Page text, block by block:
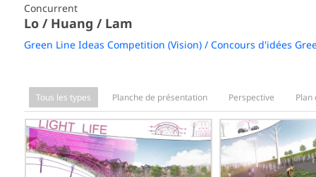
Concurrent
Lo / Huang / Lam
Green Line Ideas Competition (Vision) / Concours d'idées
Tous les types Planche de présentation Perspective